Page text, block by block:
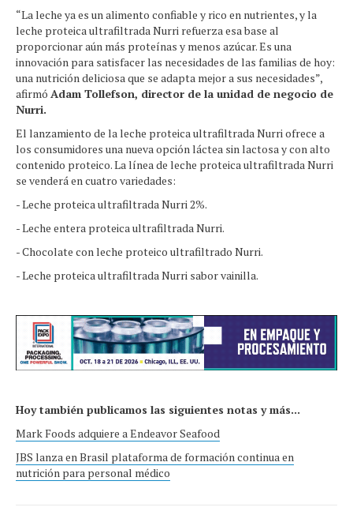
“La leche ya es un alimento confiable y rico en nutrientes, y la
leche proteica ultrafiltrada Nurri refuerza esa base al
proporcionar aún más proteínas y menos azúcar. Es una
innovación para satisfacer las necesidades de las familias de hoy:
una nutrición deliciosa que se adapta mejor a sus necesidades”,
afirmó Adam Tollefson, director de la unidad de negocio de
Nurri.
El lanzamiento de la leche proteica ultrafiltrada Nurri ofrece a
los consumidores una nueva opción láctea sin lactosa y con alto
contenido proteico. La línea de leche proteica ultrafiltrada Nurri
se venderá en cuatro variedades:
- Leche proteica ultrafiltrada Nurri 2%.
- Leche entera proteica ultrafiltrada Nurri.
- Chocolate con leche proteico ultrafiltrado Nurri.
- Leche proteica ultrafiltrada Nurri sabor vainilla.
Hoy también publicamos las siguientes notas y más...
Mark Foods adquiere a Endeavor Seafood
JBS lanza en Brasil plataforma de formación continua en
nutrición para personal médico